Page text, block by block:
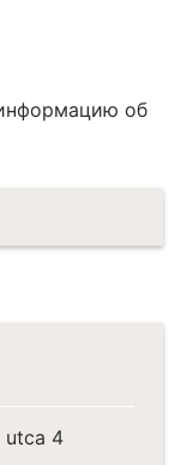
об
utca 4